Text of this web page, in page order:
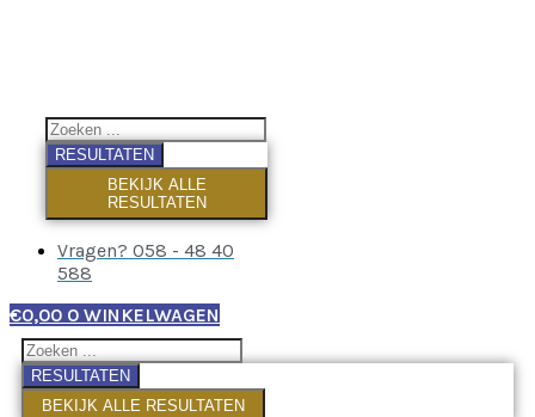
RESULTATEN
BEKIJK ALLE
RESULTATEN
Vragen? 058 - 48 40
588
€0,00 0 WINKELWAGEN
RESULTATEN
BEKIJK ALLE RESULTATEN